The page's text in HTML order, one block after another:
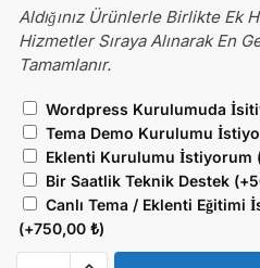
Aldığınız Ürünlerle Birlikte Ek
Hizmetler Sıraya Alınarak En
Tamamlanır.
Wordpress Kurulumuda
Tema Demo Kurulumu
Eklenti Kurulumu İstiyorum
Bir Saatlik Teknik Destek (+
Canlı Tema / Eklenti Eğitimi
(+750,00 ₺)